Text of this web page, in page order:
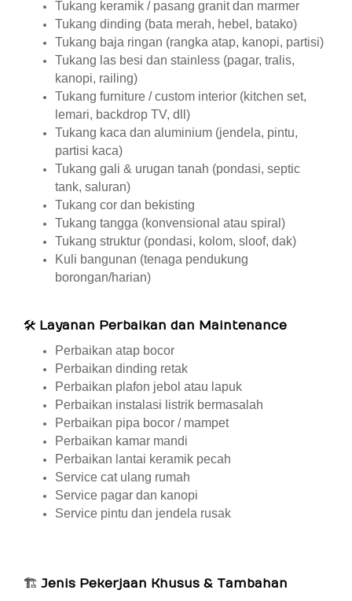
Tukang keramik / pasang granit dan marmer
Tukang dinding (bata merah, hebel, batako)
Tukang baja ringan (rangka atap, kanopi, partisi)
Tukang las besi dan stainless (pagar, tralis,
kanopi, railing)
Tukang furniture / custom interior (kitchen set,
lemari, backdrop TV, dll)
Tukang kaca dan aluminium (jendela, pintu,
partisi kaca)
Tukang gali & urugan tanah (pondasi, septic
tank, saluran)
Tukang cor dan bekisting
Tukang tangga (konvensional atau spiral)
Tukang struktur (pondasi, kolom, sloof, dak)
Kuli bangunan (tenaga pendukung
borongan/harian)
🛠 Layanan Perbaikan dan Maintenance
Perbaikan atap bocor
Perbaikan dinding retak
Perbaikan plafon jebol atau lapuk
Perbaikan instalasi listrik bermasalah
Perbaikan pipa bocor / mampet
Perbaikan kamar mandi
Perbaikan lantai keramik pecah
Service cat ulang rumah
Service pagar dan kanopi
Service pintu dan jendela rusak
🏗 Jenis Pekerjaan Khusus & Tambahan